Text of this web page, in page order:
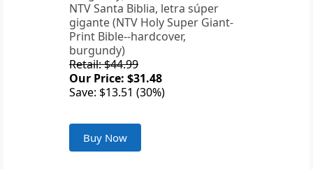
NTV Santa Biblia, letra súper
gigante (NTV Holy Super Giant-
Print Bible--hardcover,
burgundy)
Retail: $44.99
Our Price: $31.48
Save: $13.51 (30%)
Buy Now